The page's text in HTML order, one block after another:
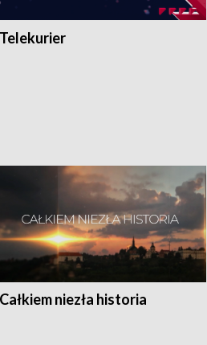
Telekurier
Całkiem niezła historia